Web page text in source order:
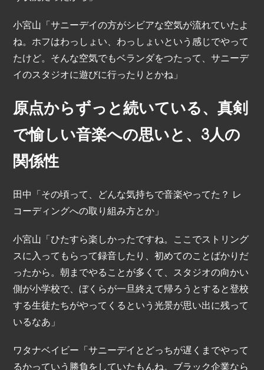
小宮山「サニーデイの方がシビアな空気が流れていたよ
ね。ホフはわっしょい、わっしょいという感じでやって
たけど。そんな空気でもベランダをつたって、サニーデ
イのスタジオに遊びに行ったりとかね」
原点からずっと続いている、真剣
で愉しい音楽への思いと、3人の
関係性
田中「その頃って、どんな気持ちで音楽やってた？ レ
コーディングへの取り組み方とか」
小宮山「ひたすら楽しかったですね。ここでストリング
スに入ってもらって録音したり、初めてのことばかりだ
ったから。朝までやることが多くて、スタジオの向かい
側が小学校で、ぼくらが一旦終えて帰ろうとすると登校
する生徒たちがやってくるという光景が思い出に残って
いるなあ」
ワタナベイビー「サニーデイとどっちが遅くまでやって
るかっていう勝負をしていたもんね。ブラック企業なら